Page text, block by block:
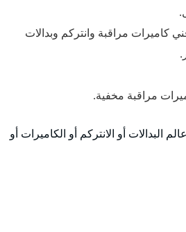
كاميرات مراقبة وانتركم وبدالات
مراقبة مخفية.
البدالات أو الانتركم أو الكاميرات أو